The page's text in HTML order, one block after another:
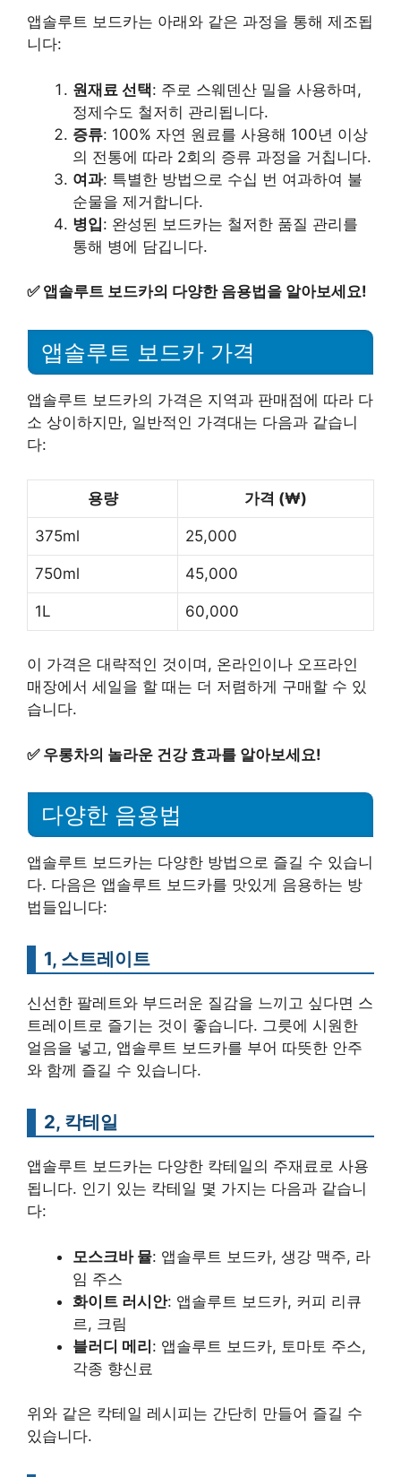
앱솔루트 보드카는 아래와 같은 과정을 통해 제조됩
니다:
원재료 선택: 주로 스웨덴산 밀을 사용하며,
정제수도 철저히 관리됩니다.
증류: 100% 자연 원료를 사용해 100년 이상
의 전통에 따라 2회의 증류 과정을 거칩니다.
여과: 특별한 방법으로 수십 번 여과하여 불
순물을 제거합니다.
병입: 완성된 보드카는 철저한 품질 관리를
통해 병에 담깁니다.
✅ 앱솔루트 보드카의 다양한 음용법을 알아보세요!
앱솔루트 보드카 가격
앱솔루트 보드카의 가격은 지역과 판매점에 따라 다
소 상이하지만, 일반적인 가격대는 다음과 같습니
다:
용량 가격 (₩)
375ml 25,000
750ml 45,000
1L 60,000
이 가격은 대략적인 것이며, 온라인이나 오프라인
매장에서 세일을 할 때는 더 저렴하게 구매할 수 있
습니다.
✅ 우롱차의 놀라운 건강 효과를 알아보세요!
다양한 음용법
앱솔루트 보드카는 다양한 방법으로 즐길 수 있습니
다. 다음은 앱솔루트 보드카를 맛있게 음용하는 방
법들입니다:
1, 스트레이트
신선한 팔레트와 부드러운 질감을 느끼고 싶다면 스
트레이트로 즐기는 것이 좋습니다. 그릇에 시원한
얼음을 넣고, 앱솔루트 보드카를 부어 따뜻한 안주
와 함께 즐길 수 있습니다.
2, 칵테일
앱솔루트 보드카는 다양한 칵테일의 주재료로 사용
됩니다. 인기 있는 칵테일 몇 가지는 다음과 같습니
다:
모스크바 뮬: 앱솔루트 보드카, 생강 맥주, 라
임 주스
화이트 러시안: 앱솔루트 보드카, 커피 리큐
르, 크림
블러디 메리: 앱솔루트 보드카, 토마토 주스,
각종 향신료
위와 같은 칵테일 레시피는 간단히 만들어 즐길 수
있습니다.